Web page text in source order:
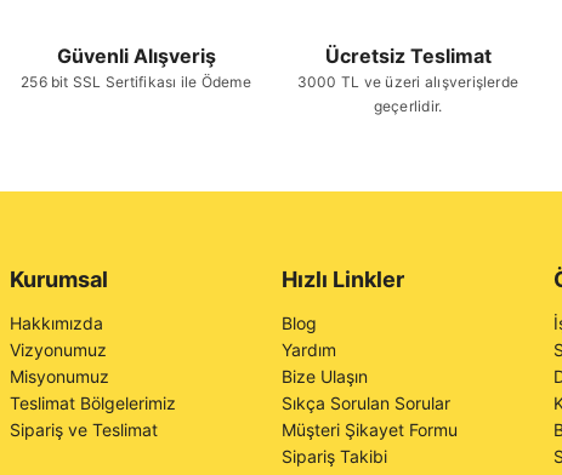
Güvenli Alışveriş
256 bit SSL Sertifikası ile Ödeme
Ücretsiz Teslimat
3000 TL ve üzeri alışverişlerde
geçerlidir.
Kurumsal
Hakkımızda
Vizyonumuz
Misyonumuz
Teslimat Bölgelerimiz
Sipariş ve Teslimat
Hızlı Linkler
Blog
Yardım
Bize Ulaşın
Sıkça Sorulan Sorular
Müşteri Şikayet Formu
Sipariş Takibi